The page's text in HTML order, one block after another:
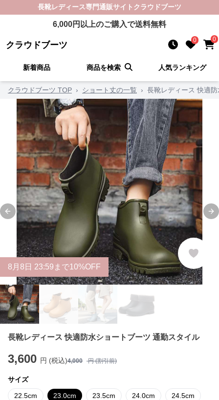
長靴レディース専門通販サイト クラウドブーツ
6,000円以上のご購入で送料無料
クラウドブーツ 0 0
新着商品 商品を検索 人気ランキング
クラウドブーツ TOP › ショート丈の一覧 › 長靴レディース 快適
Previous slide
8 月 8 日 23:59まで10%OFF
長靴レディース 快適防水ショートブーツ 通勤スタイル
3,600 円 (税込)4,000 円 (割引前)
サイズ
22.5cm 23.0cm 23.5cm 24.0cm 24.5cm